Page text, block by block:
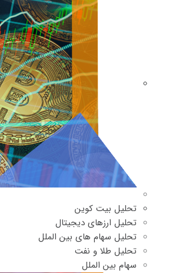
تحلیل بیت کوین
تحلیل ارزهای دیجیتال
تحلیل سهام های بین الملل
تحلیل طلا و نفت
سهام بین الملل